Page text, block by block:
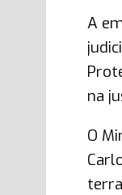
A
na
O